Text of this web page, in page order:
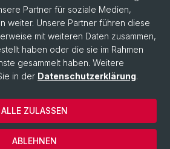
Partner für soziale Medien,
weiter. Unsere Partner führen diese
mit weiteren Daten zusammen,
haben oder die sie im Rahmen
gesammelt haben. Weitere
in der Datenschutzerklärung.
ABLEHNEN
ALLE ZULASSEN